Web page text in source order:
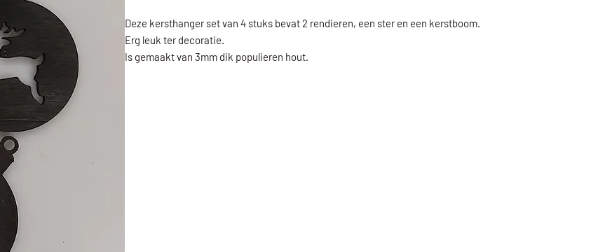
Deze kersthanger set van 4 stuks bevat 2 rendieren, een ster en een kerstboom.
Erg leuk ter decoratie.
Is gemaakt van 3mm dik populieren hout.